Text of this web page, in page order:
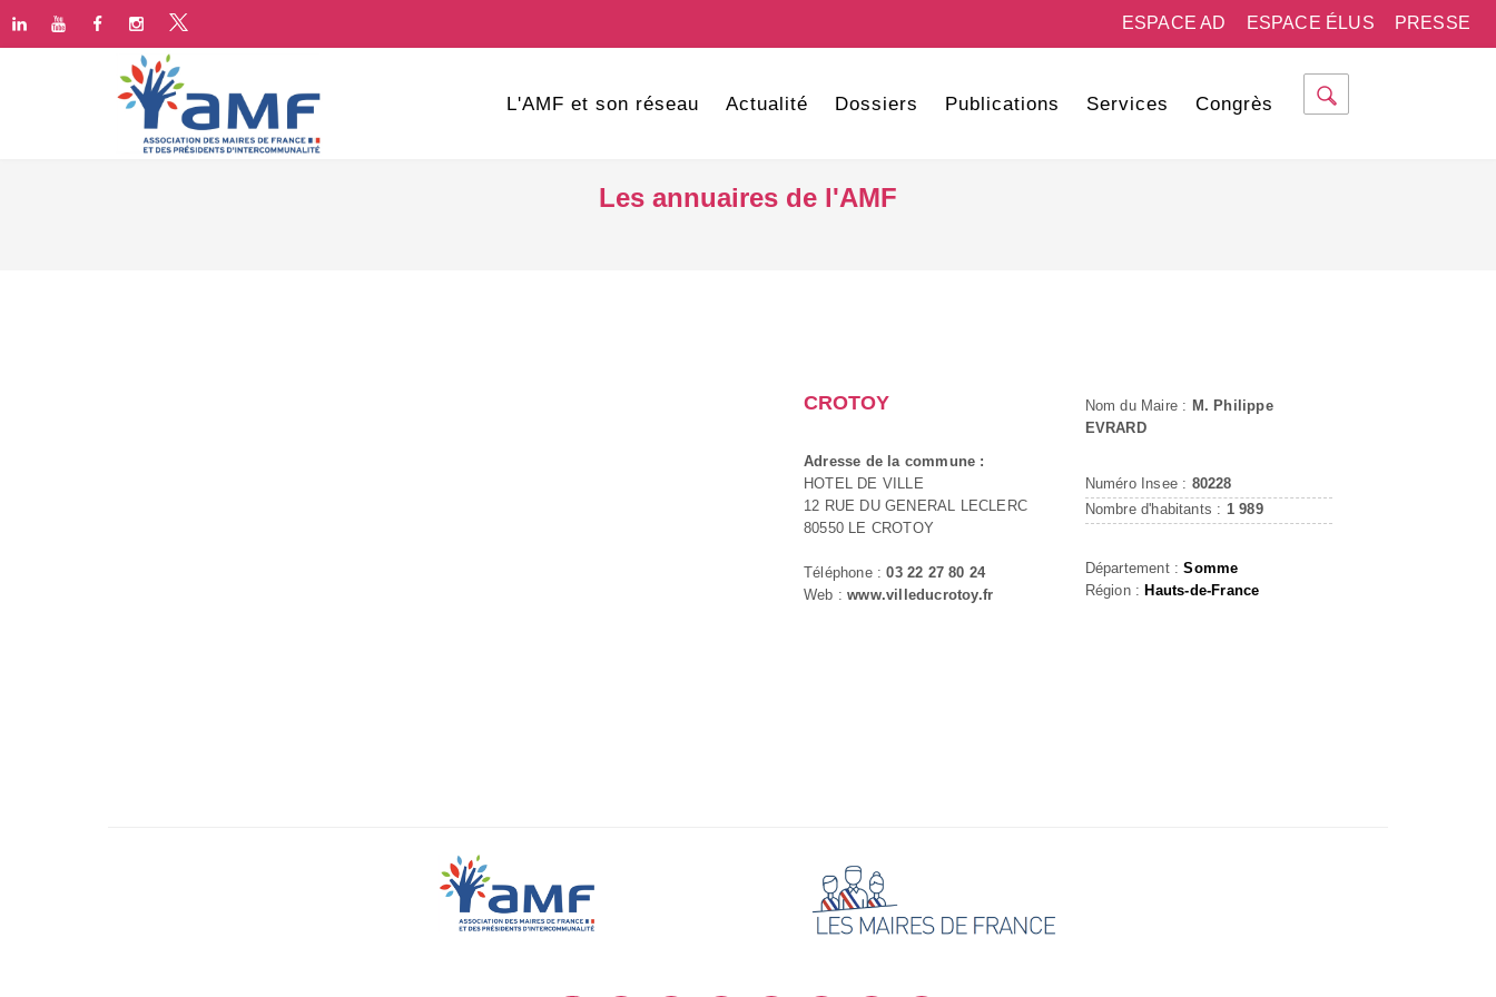
PRESSE
ESPACE ÉLUS
ESPACE AD
L'AMF et son réseau Actualité Dossiers Publications Services Congrès
Les annuaires de l'AMF
CROTOY
Adresse de la commune :
HOTEL DE VILLE
12 RUE DU GENERAL LECLERC
80550 LE CROTOY
Téléphone :03 22 27 80 24
Web :www.villeducrotoy.fr
Nom du Maire : M. Philippe
EVRARD
Numéro Insee : 80228
Nombre d'habitants : 1 989
Département :Somme
Région : Hauts-de-France